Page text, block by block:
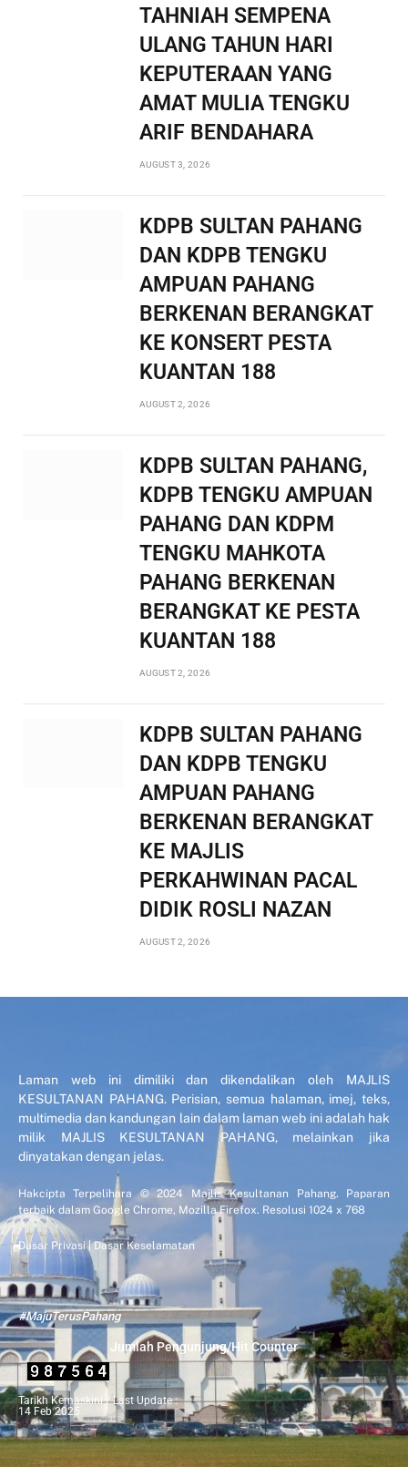
TAHNIAH SEMPENA
ULANG TAHUN HARI
KEPUTERAAN YANG
AMAT MULIA TENGKU
ARIF BENDAHARA
AUGUST 3, 2026
KDPB SULTAN PAHANG
DAN KDPB TENGKU
AMPUAN PAHANG
BERKENAN BERANGKAT
KE KONSERT PESTA
KUANTAN 188
AUGUST 2, 2026
KDPB SULTAN PAHANG,
KDPB TENGKU AMPUAN
PAHANG DAN KDPM
TENGKU MAHKOTA
PAHANG BERKENAN
BERANGKAT KE PESTA
KUANTAN 188
AUGUST 2, 2026
KDPB SULTAN PAHANG
DAN KDPB TENGKU
AMPUAN PAHANG
BERKENAN BERANGKAT
KE MAJLIS
PERKAHWINAN PACAL
DIDIK ROSLI NAZAN
AUGUST 2, 2026
Laman web ini dimiliki dan dikendalikan oleh MAJLIS
KESULTANAN PAHANG. Perisian, semua halaman, imej, teks,
multimedia dan kandungan lain dalam laman web ini adalah hak
milik MAJLIS KESULTANAN PAHANG, melainkan jika
dinyatakan dengan jelas.
Hakcipta Terpelihara © 2024 Majlis Kesultanan Pahang. Paparan
terbaik dalam Google Chrome, Mozilla Firefox. Resolusi 1024 x 768
Dasar Privasi|Dasar Keselamatan
#MajuTerusPahang
Jumlah Pengunjung/Hit Counter
Tarikh Kemaskini / Last Update :
14 Feb 2025